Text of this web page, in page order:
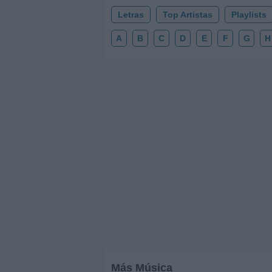
Letras Top Artistas Playlists
A B C D E F G H
Más Música